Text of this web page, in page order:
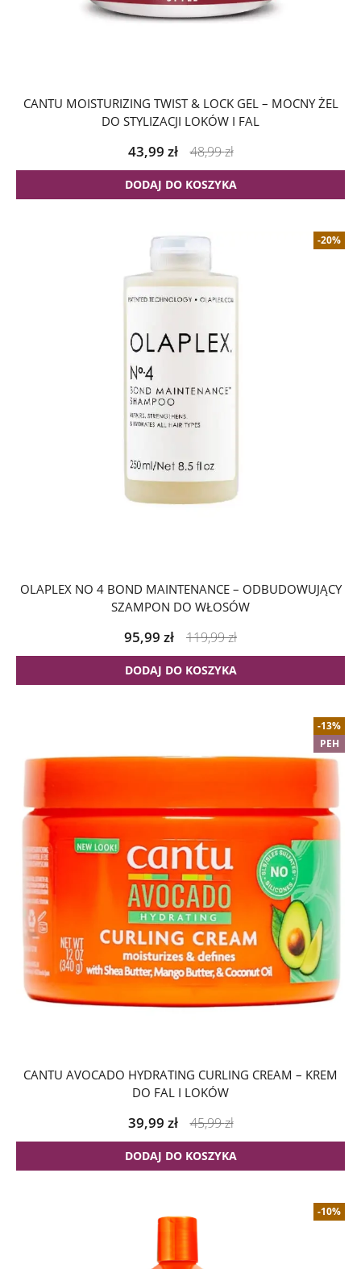
CANTU MOISTURIZING TWIST & LOCK GEL – MOCNY ŻEL
DO STYLIZACJI LOKÓW I FAL
43,99 zł 48,99zł
DODAJ DO KOSZYKA
-20%
OLAPLEX NO 4 BOND MAINTENANCE – ODBUDOWUJĄCY
SZAMPON DO WŁOSÓW
95,99 zł 119,99zł
DODAJ DO KOSZYKA
-13%
PEH
CANTU AVOCADO HYDRATING CURLING CREAM – KREM
DO FAL I LOKÓW
39,99 zł 45,99zł
DODAJ DO KOSZYKA
-10%